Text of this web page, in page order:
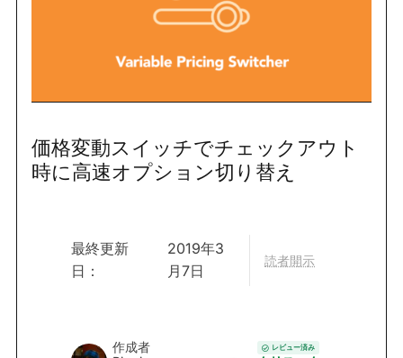
価格変動スイッチでチェックアウト
時に高速オプション切り替え
最終更新
日：
2019年3
月7日
読者開示
作成者
レビュー済み